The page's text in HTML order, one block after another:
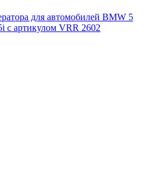
для автомобилей BMW 5
с артикулом VRR 2602